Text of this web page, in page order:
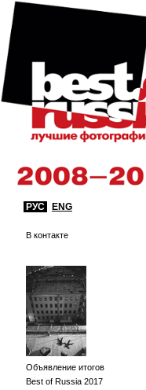
РУС ENG
В контакте
Объявление итогов
Best of Russia 2017